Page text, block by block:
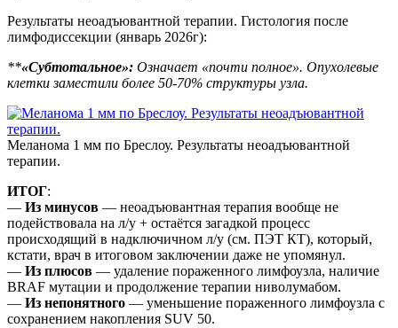
Результаты неоадъювантной терапии. Гистология после
лимфодиссекции (январь 2026г):
**«Субтотальное»: Означает «почти полное». Опухолевые
клетки заместили более 50-70% структуры узла.
Меланома 1 мм по Бреслоу. Результаты неоадъювантной
терапии.
ИТОГ:
— Из минусов — неоадъювантная терапия вообще не
подействовала на л/у + остаётся загадкой процесс
происходящий в надключичном л/у (см. ПЭТ КТ), который,
кстати, врач в итоговом заключении даже не упомянул.
— Из плюсов — удаление пораженного лимфоузла, наличие
BRAF мутации и продолжение терапии ниволумабом.
— Из непонятного — уменьшение пораженного лимфоузла с
сохранением накопления SUV 50.